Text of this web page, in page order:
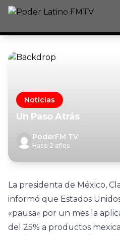
Noticias
Un Paso Atrás
PoderFM TV
Hace 2 años
La presidenta de México,
informó que Estados
«pausa» por un mes la
del 25% a productos